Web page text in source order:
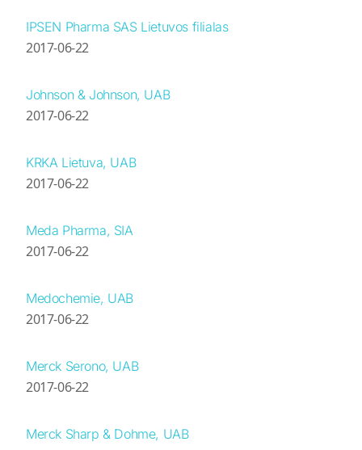
IPSEN Pharma SAS Lietuvos filialas
2017-06-22
Johnson & Johnson, UAB
2017-06-22
KRKA Lietuva, UAB
2017-06-22
Meda Pharma, SIA
2017-06-22
Medochemie, UAB
2017-06-22
Merck Serono, UAB
2017-06-22
Merck Sharp & Dohme, UAB